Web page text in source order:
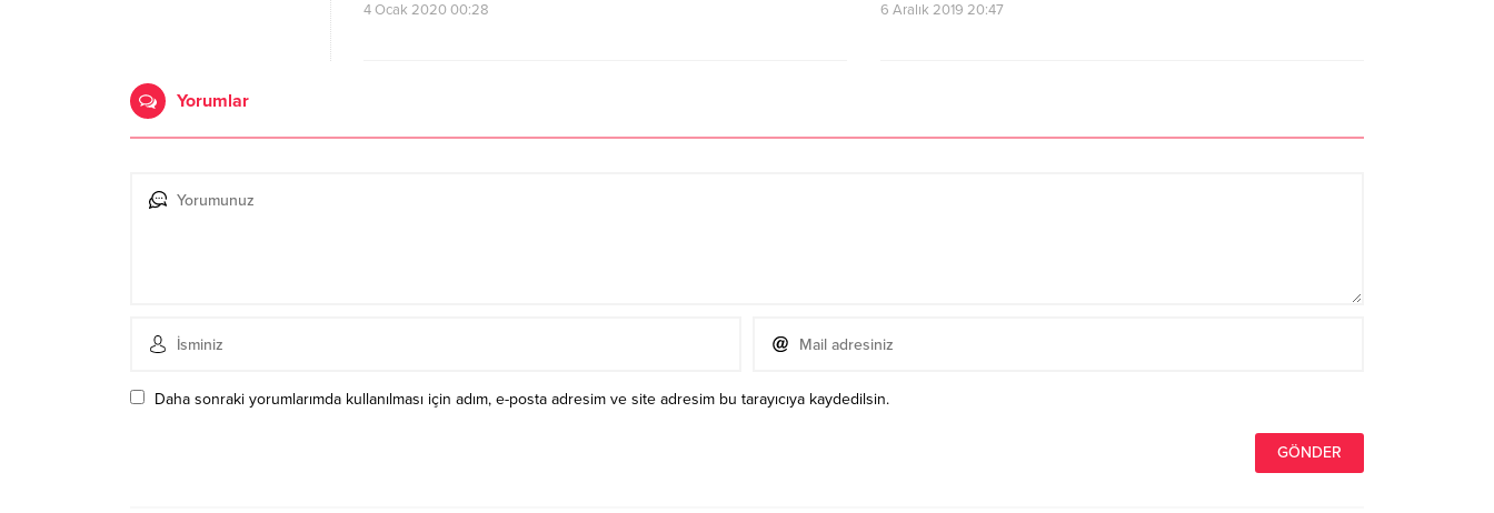
4 Ocak 2020 00:28 6 Aralık 2019 20:47
Yorumlar
Daha sonraki yorumlarımda kullanılması için adım, e-posta adresim ve site adresim bu tarayıcıya kaydedilsin.